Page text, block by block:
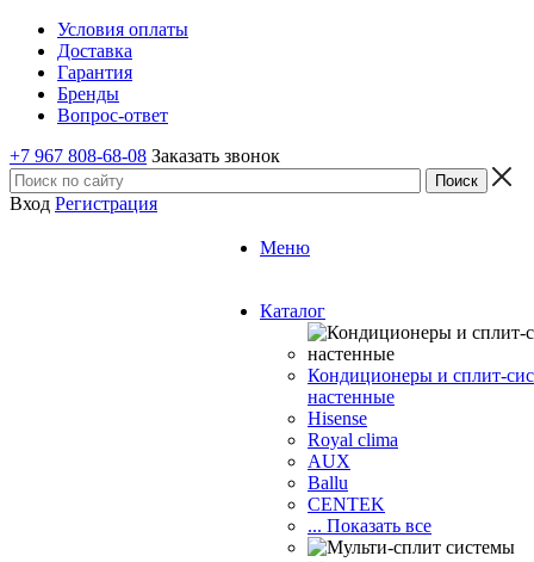
Условия оплаты
Доставка
Гарантия
Бренды
Вопрос-ответ
+7 967 808-68-08 Заказать звонок
Вход Регистрация
Меню
Каталог
Кондиционеры и сплит-
настенные
Hisense
Royal clima
AUX
Ballu
CENTEK
... Показать все